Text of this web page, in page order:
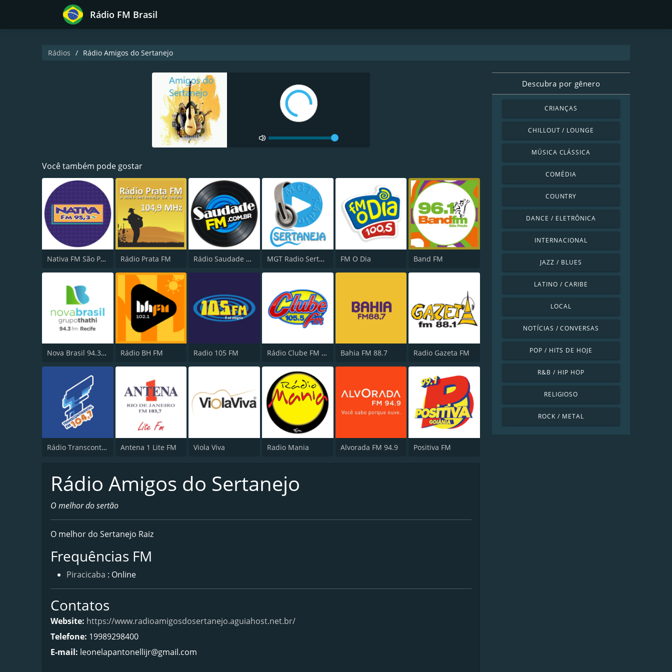
Rádio FM Brasil
Rádios Rádio Amigos do Sertanejo
Você também pode gostar
Nativa FM São Paulo Rádio Prata FM Rádio Saudade FM 100.7 MGT Radio Sertaneja FM O Dia Band FM
Nova Brasil 94.3 FM Rádio BH FM Radio 105 FM Rádio Clube FM - Brasília 105.5 Bahia FM 88.7 Radio Gazeta FM
Rádio Transcontinental FM Antena 1 Lite FM Viola Viva Radio Mania Alvorada FM 94.9 Positiva FM
Rádio Amigos do Sertanejo
O melhor do sertão
O melhor do Sertanejo Raiz
Frequências FM
Piracicaba : Online
Contatos
Website: https://www.radioamigosdosertanejo.aguiahost.net.br/
Telefone: 19989298400
E-mail: leonelapantonellijr@gmail.com
Descubra por gênero
CRIANÇAS
CHILLOUT / LOUNGE
MÚSICA CLÁSSICA
COMÉDIA
COUNTRY
DANCE / ELETRÔNICA
INTERNACIONAL
JAZZ / BLUES
LATINO / CARIBE
LOCAL
NOTÍCIAS / CONVERSAS
POP / HITS DE HOJE
R&B / HIP HOP
RELIGIOSO
ROCK / METAL